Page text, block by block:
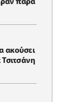
ακούσει